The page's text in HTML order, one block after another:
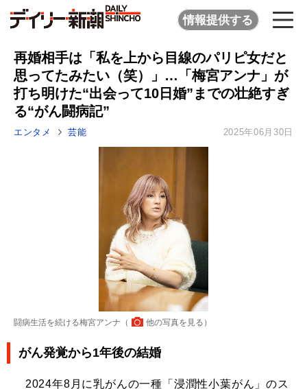
情報提供する
再婚相手は「私を上から目線のパリピ女だと
思ってたみたい（笑）」…「梅宮アンナ」が
打ち明けた“出会って10日婚”までの壮絶すぎ
る“がん闘病記”
エンタメ 芸能 2025年06月30日
闘病生活を続ける梅宮アンナ（ 他の写真を見る ）
がん発覚から1年後の結婚
2024年8月に乳がんの一種「浸潤性小葉がん」のス